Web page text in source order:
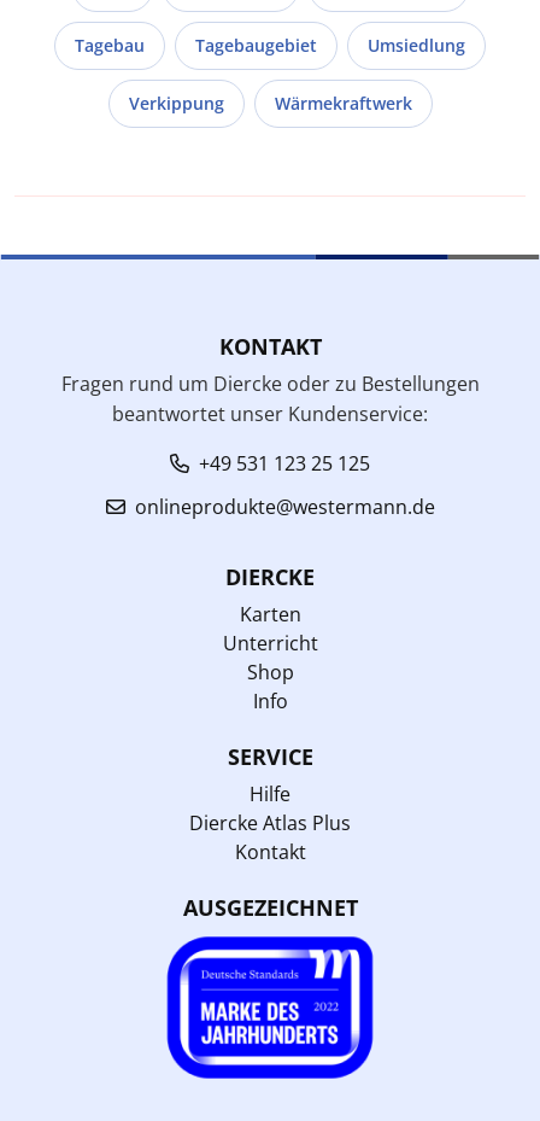
Tagebau Tagebaugebiet Umsiedlung
Verkippung Wärmekraftwerk
KONTAKT
Fragen rund um Diercke oder zu Bestellungen
beantwortet unser Kundenservice:
+49 531 123 25 125
onlineprodukte@westermann.de
DIERCKE
Karten
Unterricht
Shop
Info
SERVICE
Hilfe
Diercke Atlas Plus
Kontakt
AUSGEZEICHNET